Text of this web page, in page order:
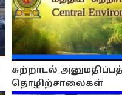
சுற்றாடல்
தொழிற்சாலைகள்